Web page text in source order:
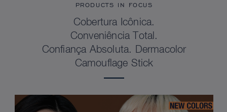
PRODUCTS IN FOCUS
Cobertura Icônica.
Conveniência Total.
Confiança Absoluta. Dermacolor
Camouflage Stick